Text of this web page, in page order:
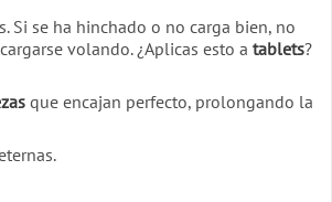
Si se ha hinchado o no carga bien, no
volando. ¿Aplicas esto a tablets?
que encajan perfecto, prolongando la